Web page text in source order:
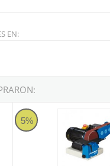
EN:
Trifásica
5%
Lijadora de banda y